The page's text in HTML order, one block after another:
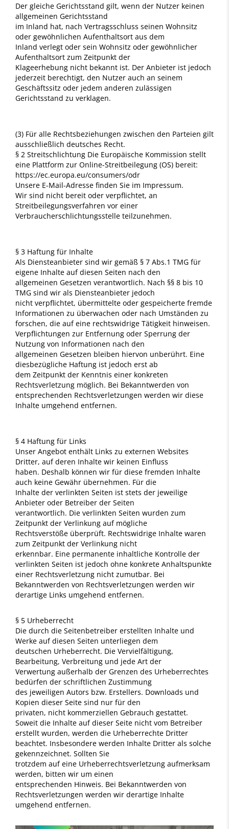
Der gleiche Gerichtsstand gilt, wenn der Nutzer keinen
allgemeinen Gerichtsstand
im Inland hat, nach Vertragsschluss seinen Wohnsitz
oder gewöhnlichen Aufenthaltsort aus dem
Inland verlegt oder sein Wohnsitz oder gewöhnlicher
Aufenthaltsort zum Zeitpunkt der
Klageerhebung nicht bekannt ist. Der Anbieter ist jedoch
jederzeit berechtigt, den Nutzer auch an seinem
Geschäftssitz oder jedem anderen zulässigen
Gerichtsstand zu verklagen.
(3) Für alle Rechtsbeziehungen zwischen den Parteien gilt
ausschließlich deutsches Recht.
§ 2 Streitschlichtung Die Europäische Kommission stellt
eine Plattform zur Online-Streitbeilegung (OS) bereit:
https://ec.europa.eu/consumers/odr
Unsere E-Mail-Adresse finden Sie im Impressum.
Wir sind nicht bereit oder verpflichtet, an
Streitbeilegungsverfahren vor einer
Verbraucherschlichtungsstelle teilzunehmen.
§ 3 Haftung für Inhalte
Als Diensteanbieter sind wir gemäß § 7 Abs.1 TMG für
eigene Inhalte auf diesen Seiten nach den
allgemeinen Gesetzen verantwortlich. Nach §§ 8 bis 10
TMG sind wir als Diensteanbieter jedoch
nicht verpflichtet, übermittelte oder gespeicherte fremde
Informationen zu überwachen oder nach Umständen zu
forschen, die auf eine rechtswidrige Tätigkeit hinweisen.
Verpflichtungen zur Entfernung oder Sperrung der
Nutzung von Informationen nach den
allgemeinen Gesetzen bleiben hiervon unberührt. Eine
diesbezügliche Haftung ist jedoch erst ab
dem Zeitpunkt der Kenntnis einer konkreten
Rechtsverletzung möglich. Bei Bekanntwerden von
entsprechenden Rechtsverletzungen werden wir diese
Inhalte umgehend entfernen.
§ 4 Haftung für Links
Unser Angebot enthält Links zu externen Websites
Dritter, auf deren Inhalte wir keinen Einfluss
haben. Deshalb können wir für diese fremden Inhalte
auch keine Gewähr übernehmen. Für die
Inhalte der verlinkten Seiten ist stets der jeweilige
Anbieter oder Betreiber der Seiten
verantwortlich. Die verlinkten Seiten wurden zum
Zeitpunkt der Verlinkung auf mögliche
Rechtsverstöße überprüft. Rechtswidrige Inhalte waren
zum Zeitpunkt der Verlinkung nicht
erkennbar. Eine permanente inhaltliche Kontrolle der
verlinkten Seiten ist jedoch ohne konkrete Anhaltspunkte
einer Rechtsverletzung nicht zumutbar. Bei
Bekanntwerden von Rechtsverletzungen werden wir
derartige Links umgehend entfernen.
§ 5 Urheberrecht
Die durch die Seitenbetreiber erstellten Inhalte und
Werke auf diesen Seiten unterliegen dem
deutschen Urheberrecht. Die Vervielfältigung,
Bearbeitung, Verbreitung und jede Art der
Verwertung außerhalb der Grenzen des Urheberrechtes
bedürfen der schriftlichen Zustimmung
des jeweiligen Autors bzw. Erstellers. Downloads und
Kopien dieser Seite sind nur für den
privaten, nicht kommerziellen Gebrauch gestattet.
Soweit die Inhalte auf dieser Seite nicht vom Betreiber
erstellt wurden, werden die Urheberrechte Dritter
beachtet. Insbesondere werden Inhalte Dritter als solche
gekennzeichnet. Sollten Sie
trotzdem auf eine Urheberrechtsverletzung aufmerksam
werden, bitten wir um einen
entsprechenden Hinweis. Bei Bekanntwerden von
Rechtsverletzungen werden wir derartige Inhalte
umgehend entfernen.